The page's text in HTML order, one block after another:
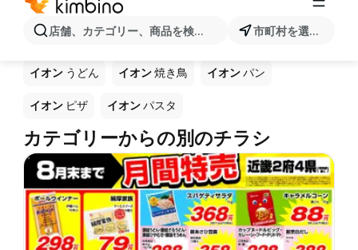
店舗、カテゴリー、商品を検索... 市町村を選択します
ショップ イオン で販売中の他製品
イオンラーメン イオンコーヒー イオン ご飯
イオン うどん イオン焼き鳥 イオンパン
イオン ピザ イオンパスタ
カテゴリーからの別のチラシ